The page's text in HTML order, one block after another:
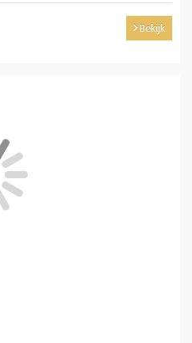
Bekijk